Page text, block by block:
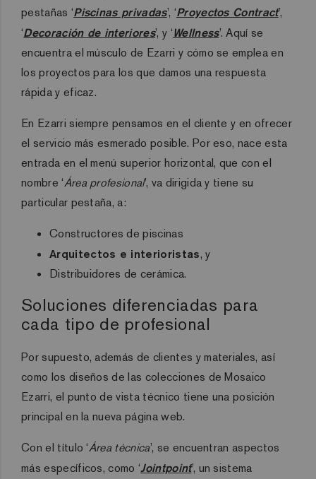
pestañas ‘Piscinas privadas’, ‘Proyectos Contract’,
‘Decoración de interiores’, y ‘Wellness’. Aquí se
encuentra el músculo de Ezarri y cómo se emplea en
los proyectos para los que damos una respuesta
rápida y eficaz.
En Ezarri siempre pensamos en el cliente y en ofrecer
el servicio más esmerado posible. Por eso, nace esta
entrada en el menú superior horizontal, que con el
nombre ‘Área profesional’, va dirigida y tiene su
particular pestaña, a:
Constructores de piscinas
Arquitectos e interioristas, y
Distribuidores de cerámica.
Soluciones diferenciadas para
cada tipo de profesional
Por supuesto, además de clientes y materiales, así
como los diseños de las colecciones de Mosaico
Ezarri, el punto de vista técnico tiene una posición
principal en la nueva página web.
Con el título ‘Área técnica’, se encuentran aspectos
más específicos, como ‘Jointpoint’, un sistema